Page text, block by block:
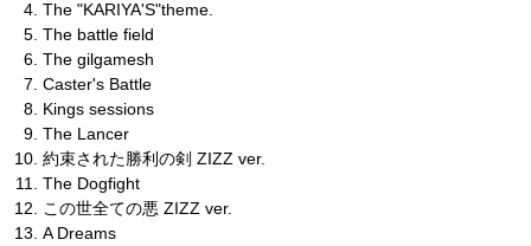
The "KARIYA'S"theme.
The battle field
The gilgamesh
Caster's Battle
Kings sessions
The Lancer
約束された勝利の剣 ZIZZ ver.
The Dogfight
この世全ての悪 ZIZZ ver.
A Dreams